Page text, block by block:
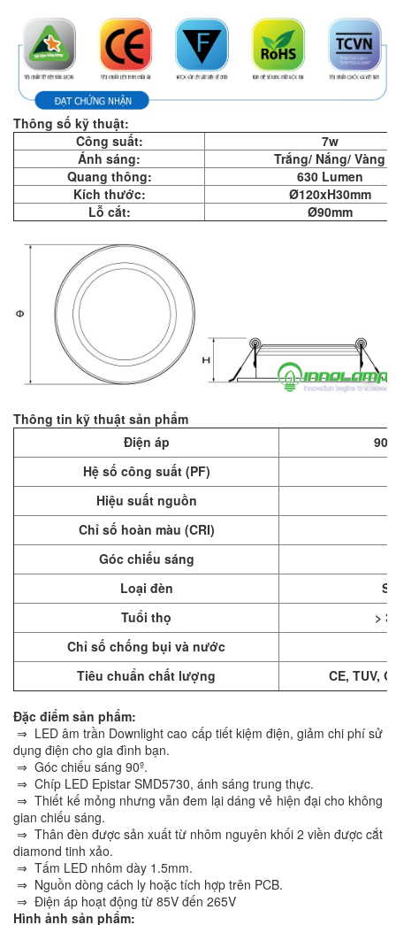
Thông số kỹ thuật:
Công suất:
7w
Ánh sáng:
Trắng/ Nắng/ Vàng
Quang thông:
630 Lumen
Kích thước:
Ø120xH30mm
Lỗ cắt:
Ø90mm
Thông tin kỹ thuật sản phẩm
Điện áp
90
Hệ số công suất (PF)
Hiệu suất nguồn
Chỉ số hoàn màu (CRI)
Góc chiếu sáng
Loại đèn
Tuổi thọ
>
Chỉ số chống bụi và nước
Tiêu chuẩn chất lượng
CE, TUV,
Đặc điểm sản phẩm:
⇒ LED âm trần Downlight cao cấp tiết kiệm điện, giảm chi phí sử
dụng điện cho gia đình bạn.
⇒ Góc chiếu sáng 90º.
⇒ Chíp LED Epistar SMD5730, ánh sáng trung thực.
⇒ Thiết kế mỏng nhưng vẫn đem lại dáng vẻ hiện đại cho không
gian chiếu sáng.
⇒ Thân đèn được sản xuất từ nhôm nguyên khối 2 viền được cắt
diamond tinh xảo.
⇒ Tấm LED nhôm dày 1.5mm.
⇒ Nguồn dòng cách ly hoặc tích hợp trên PCB.
⇒ Điện áp hoạt động từ 85V đến 265V
Hình ảnh sản phẩm: